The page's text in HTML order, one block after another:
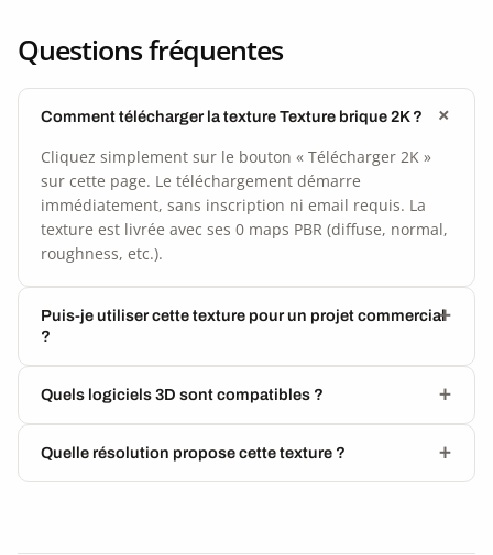
Questions fréquentes
Comment télécharger la texture Texture brique 2K ?
Cliquez simplement sur le bouton « Télécharger 2K »
sur cette page. Le téléchargement démarre
immédiatement, sans inscription ni email requis. La
texture est livrée avec ses 0 maps PBR (diffuse, normal,
roughness, etc.).
Puis-je utiliser cette texture pour un projet commercial
?
Quels logiciels 3D sont compatibles ?
Quelle résolution propose cette texture ?